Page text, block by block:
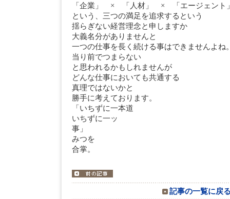
「企業」 × 「人材」 × 「エージェント
という、三つの満足を追求するという
揺らぎない経営理念と申しますか
大義名分がありませんと
一つの仕事を長く続ける事はできませんよね
当り前でつまらない
と思われるかもしれませんが
どんな仕事においても共通する
真理ではないかと
勝手に考えております。
「いちずに一本道
いちずに一ッ
みつを
合掌。
記事の一覧に戻